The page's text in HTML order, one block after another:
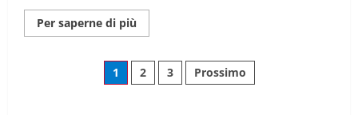
Per saperne di più
informazioni
torna
la
calma
Paginazione
1 2 3 Prossimo